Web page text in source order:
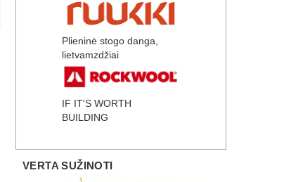
Plieninė stogo danga,
lietvamzdžiai
IF IT'S WORTH
BUILDING
VERTA SUŽINOTI